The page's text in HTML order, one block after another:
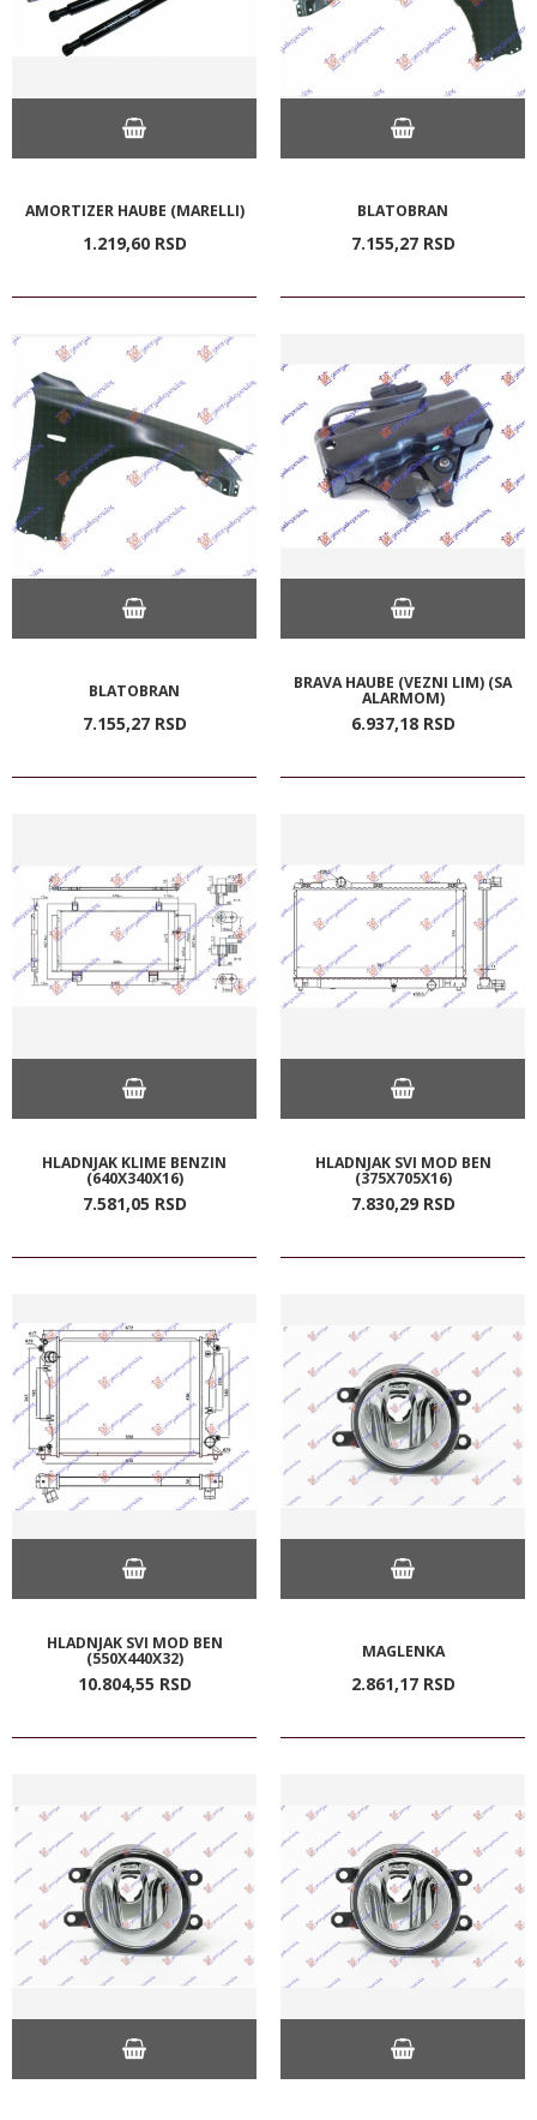
AMORTIZER HAUBE (MARELLI)
1.219,60 RSD
BLATOBRAN
7.155,27 RSD
BLATOBRAN
7.155,27 RSD
BRAVA HAUBE (VEZNI LIM) (SA
ALARMOM)
6.937,18 RSD
HLADNJAK KLIME BENZIN
(640X340X16)
7.581,05 RSD
HLADNJAK SVI MOD BEN
(375X705X16)
7.830,29 RSD
HLADNJAK SVI MOD BEN
(550X440X32)
10.804,55 RSD
MAGLENKA
2.861,17 RSD